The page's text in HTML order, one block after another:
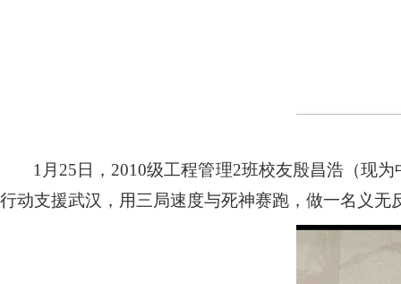
1 月 25 日， 2010级工程管理2班校友殷昌浩（现
行动支援武汉，用三局速度与死神赛跑，做一名义无